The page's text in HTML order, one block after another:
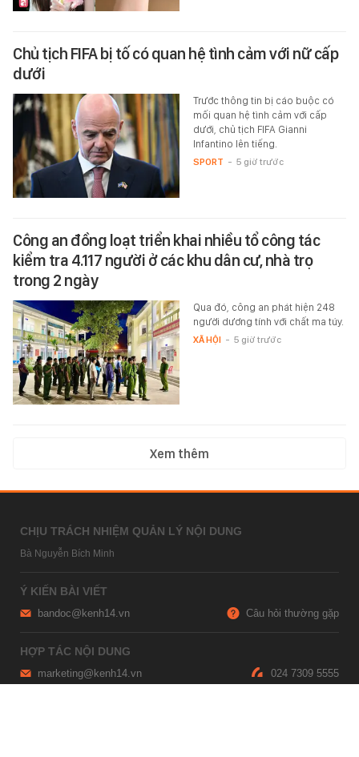
Chủ tịch FIFA bị tố có quan hệ tình cảm với nữ cấp
dưới
Trước thông tin bị cáo buộc có
mối quan hệ tình cảm với cấp
dưới, chủ tịch FIFA Gianni
Infantino lên tiếng.
SPORT - 5 giờ trước
Công an đồng loạt triển khai nhiều tổ công tác
kiểm tra 4.117 người ở các khu dân cư, nhà trọ
trong 2 ngày
Qua đó, công an phát hiện 248
người dương tính với chất ma túy.
XÃ HỘI - 5 giờ trước
Xem thêm
CHỊU TRÁCH NHIỆM QUẢN LÝ NỘI DUNG
Bà Nguyễn Bích Minh
Ý KIẾN BÀI VIẾT
bandoc@kenh14.vn Câu hỏi thường gặp
HỢP TÁC NỘI DUNG
marketing@kenh14.vn 024 7309 5555